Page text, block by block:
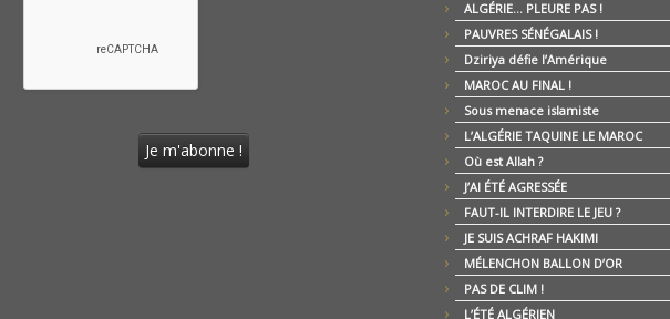
ALGÉRIE… PLEURE PAS !
PAUVRES SÉNÉGALAIS !
Dziriya défie l’Amérique
MAROC AU FINAL !
Sous menace islamiste
L’ALGÉRIE TAQUINE LE MAROC
Où est Allah ?
J’AI ÉTÉ AGRESSÉE
FAUT-IL INTERDIRE LE JEU ?
JE SUIS ACHRAF HAKIMI
MÉLENCHON BALLON D’OR
PAS DE CLIM !
L’ÉTÉ ALGÉRIEN